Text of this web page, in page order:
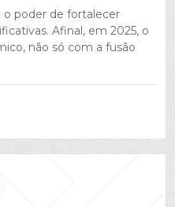
poder de fortalecer
Afinal, em 2025, o
não só com a fusão